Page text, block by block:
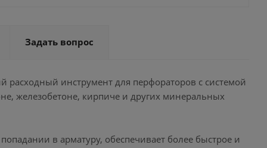
Задать вопрос
расходный инструмент для перфораторов с системой
железобетоне, кирпиче и других минеральных
в арматуру, обеспечивает более быстрое и